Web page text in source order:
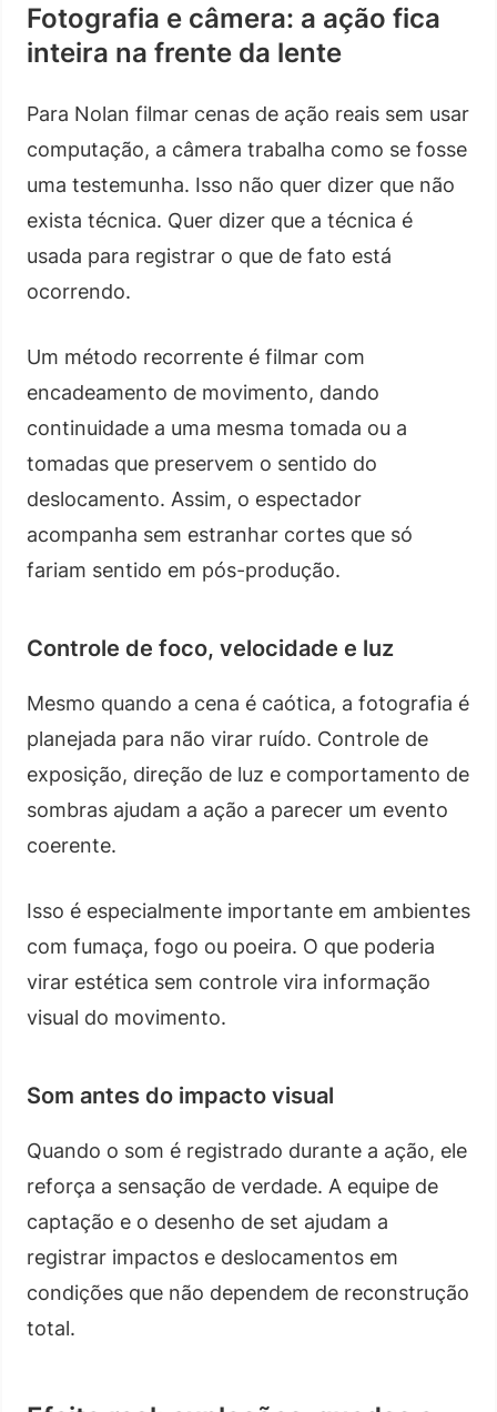
Fotografia e câmera: a ação fica
inteira na frente da lente
Para Nolan filmar cenas de ação reais sem usar
computação, a câmera trabalha como se fosse
uma testemunha. Isso não quer dizer que não
exista técnica. Quer dizer que a técnica é
usada para registrar o que de fato está
ocorrendo.
Um método recorrente é filmar com
encadeamento de movimento, dando
continuidade a uma mesma tomada ou a
tomadas que preservem o sentido do
deslocamento. Assim, o espectador
acompanha sem estranhar cortes que só
fariam sentido em pós-produção.
Controle de foco, velocidade e luz
Mesmo quando a cena é caótica, a fotografia é
planejada para não virar ruído. Controle de
exposição, direção de luz e comportamento de
sombras ajudam a ação a parecer um evento
coerente.
Isso é especialmente importante em ambientes
com fumaça, fogo ou poeira. O que poderia
virar estética sem controle vira informação
visual do movimento.
Som antes do impacto visual
Quando o som é registrado durante a ação, ele
reforça a sensação de verdade. A equipe de
captação e o desenho de set ajudam a
registrar impactos e deslocamentos em
condições que não dependem de reconstrução
total.